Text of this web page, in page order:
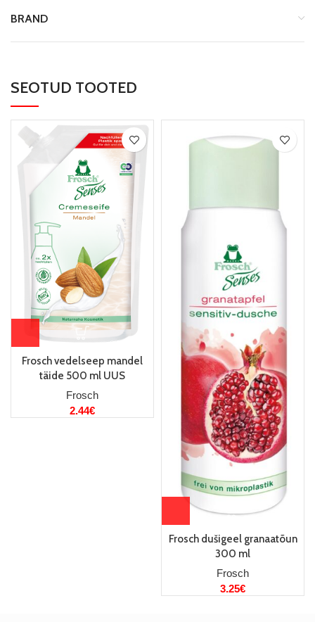
BRAND
SEOTUD TOOTED
Frosch vedelseep mandel
täide 500 ml UUS
Frosch
2.44€
Frosch dušigeel granaatõun
300 ml
Frosch
3.25€